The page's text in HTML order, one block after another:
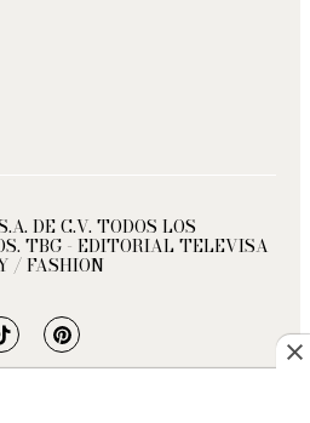
DE C.V. TODOS LOS
TBG - EDITORIAL TELEVISA
/ FASHION
tiktokpinterest